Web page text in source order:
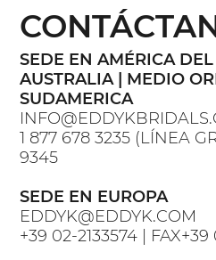
SEDE EN AMÉRICA
AUSTRALIA | MEDIO
SUDAMERICA
1 877 678 3235 (LÍNEA
9345
SEDE EN EUROPA
EDDYK@EDDYK.COM
+39 02-2133574 | FAX+39